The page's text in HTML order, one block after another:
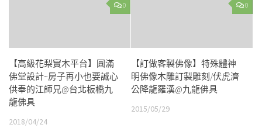
0
【高級花梨實木平台】圓滿
佛堂設計~房子再小也要誠心
供奉的江師兄@台北板橋九
龍佛具
2018/04/24
0
【訂做客製佛像】特殊體神
明佛像木雕訂製雕刻/伏虎濟
公降龍羅漢@九龍佛具
2015/05/29